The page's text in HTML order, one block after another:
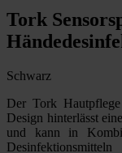
Tork
Schwarz
Der Tork
Design hinterlässt
und kann in